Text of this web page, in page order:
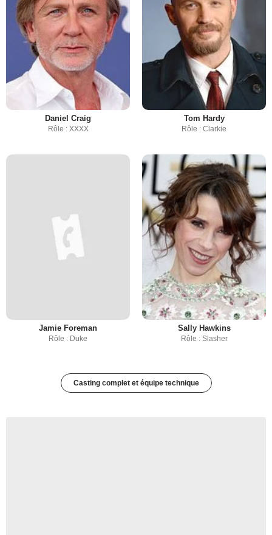
Daniel Craig
Rôle : XXXX
Tom Hardy
Rôle : Clarkie
Jamie Foreman
Rôle : Duke
Sally Hawkins
Rôle : Slasher
Casting complet et équipe technique